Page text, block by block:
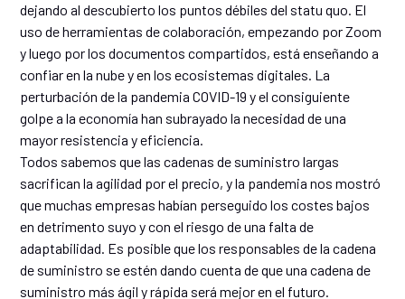
dejando al descubierto los puntos débiles del statu quo. El
uso de herramientas de colaboración, empezando por Zoom
y luego por los documentos compartidos, está enseñando a
confiar en la nube y en los ecosistemas digitales. La
perturbación de la pandemia COVID-19 y el consiguiente
golpe a la economía han subrayado la necesidad de una
mayor resistencia y eficiencia.
Todos sabemos que las cadenas de suministro largas
sacrifican la agilidad por el precio, y la pandemia nos mostró
que muchas empresas habían perseguido los costes bajos
en detrimento suyo y con el riesgo de una falta de
adaptabilidad. Es posible que los responsables de la cadena
de suministro se estén dando cuenta de que una cadena de
suministro más ágil y rápida será mejor en el futuro.